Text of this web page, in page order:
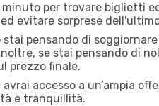
per trovare biglietti
evitare sorprese
stai pensando di
se stai pensando di
prezzo finale.
accesso a un’ampia
e tranquillità.